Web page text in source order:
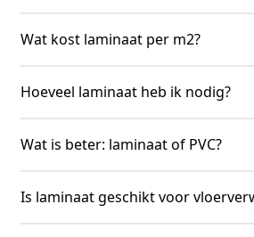
Wat kost laminaat per m2?
Hoeveel laminaat heb ik nodig?
Wat is beter: laminaat of PVC?
Is laminaat geschikt voor